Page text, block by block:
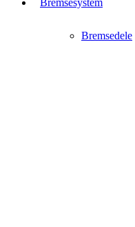
Bremsesystem
Bremsedele